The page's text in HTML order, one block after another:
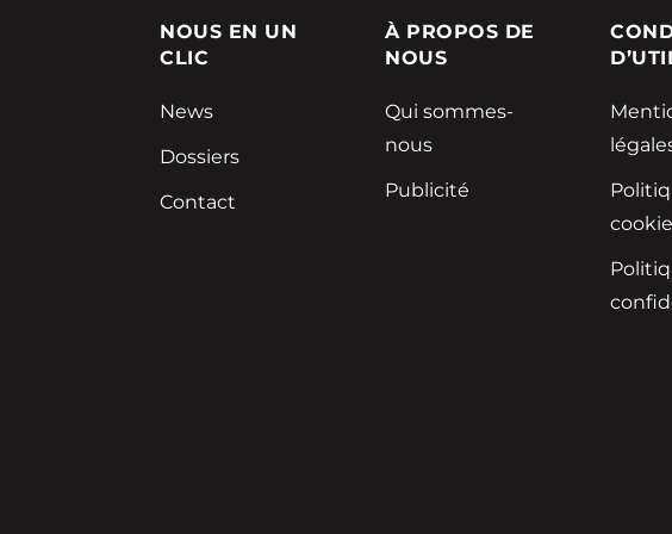
NOUS EN UN
CLIC
News
Dossiers
Contact
À PROPOS DE
NOUS
Qui sommes-
nous
Publicité